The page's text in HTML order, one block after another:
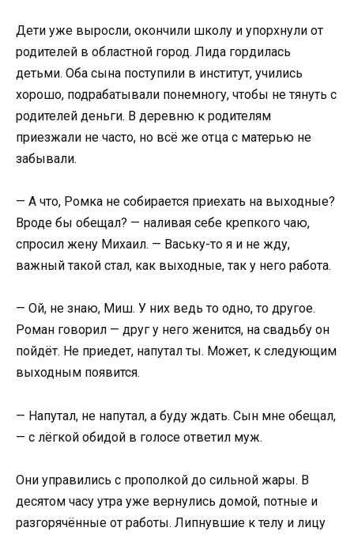
Дети уже выросли, окончили школу и упорхнули от
родителей в областной город. Лида гордилась
детьми. Оба сына поступили в институт, учились
хорошо, подрабатывали понемногу, чтобы не тянуть с
родителей деньги. В деревню к родителям
приезжали не часто, но всё же отца с матерью не
забывали.
— А что, Ромка не собирается приехать на выходные?
Вроде бы обещал? — наливая себе крепкого чаю,
спросил жену Михаил. — Ваську-то я и не жду,
важный такой стал, как выходные, так у него работа.
— Ой, не знаю, Миш. У них ведь то одно, то другое.
Роман говорил — друг у него женится, на свадьбу он
пойдёт. Не приедет, напутал ты. Может, к следующим
выходным появится.
— Напутал, не напутал, а буду ждать. Сын мне обещал,
— с лёгкой обидой в голосе ответил муж.
Они управились с прополкой до сильной жары. В
десятом часу утра уже вернулись домой, потные и
разгорячённые от работы. Липнувшие к телу и лицу